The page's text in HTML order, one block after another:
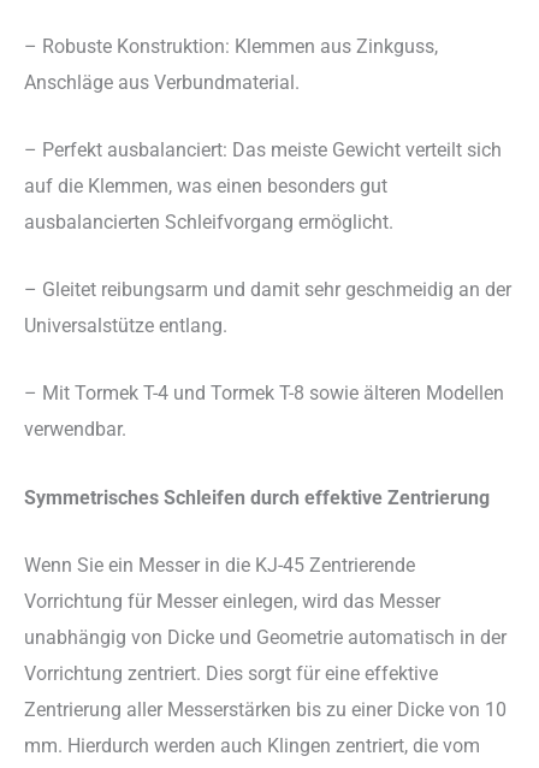
– Robuste Konstruktion: Klemmen aus Zinkguss,
Anschläge aus Verbundmaterial.
– Perfekt ausbalanciert: Das meiste Gewicht verteilt sich
auf die Klemmen, was einen besonders gut
ausbalancierten Schleifvorgang ermöglicht.
– Gleitet reibungsarm und damit sehr geschmeidig an der
Universalstütze entlang.
– Mit Tormek T-4 und Tormek T-8 sowie älteren Modellen
verwendbar.
Symmetrisches Schleifen durch effektive Zentrierung
Wenn Sie ein Messer in die KJ-45 Zentrierende
Vorrichtung für Messer einlegen, wird das Messer
unabhängig von Dicke und Geometrie automatisch in der
Vorrichtung zentriert. Dies sorgt für eine effektive
Zentrierung aller Messerstärken bis zu einer Dicke von 10
mm. Hierdurch werden auch Klingen zentriert, die vom